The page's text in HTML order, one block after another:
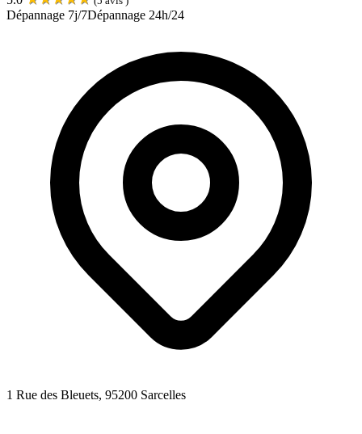
Dépannage 7j/7Dépannage 24h/24
1 Rue des Bleuets, 95200 Sarcelles